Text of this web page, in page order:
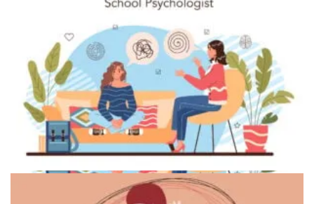
Стресс и эмоциональные ресурсы человека